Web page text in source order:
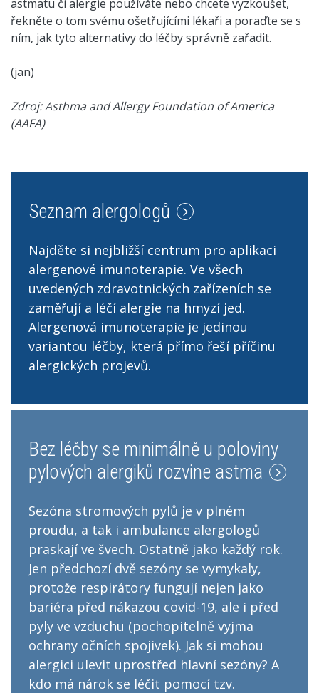
astmatu či alergie používáte nebo chcete vyzkoušet,
řekněte o tom svému ošetřujícími lékaři a poraďte se s
ním, jak tyto alternativy do léčby správně zařadit.
(jan)
Zdroj: Asthma and Allergy Foundation of America
(AAFA)
Seznam alergologů
Najděte si nejbližší centrum pro aplikaci
alergenové imunoterapie. Ve všech
uvedených zdravotnických zařízeních se
zaměřují a léčí alergie na hmyzí jed.
Alergenová imunoterapie je jedinou
variantou léčby, která přímo řeší příčinu
alergických projevů.
Bez léčby se minimálně u poloviny
pylových alergiků rozvine astma
Sezóna stromových pylů je v plném
proudu, a tak i ambulance alergologů
praskají ve švech. Ostatně jako každý rok.
Jen předchozí dvě sezóny se vymykaly,
protože respirátory fungují nejen jako
bariéra před nákazou covid-19, ale i před
pyly ve vzduchu (pochopitelně vyjma
ochrany očních spojivek). Jak si mohou
alergici ulevit uprostřed hlavní sezóny? A
kdo má nárok se léčit pomocí tzv.